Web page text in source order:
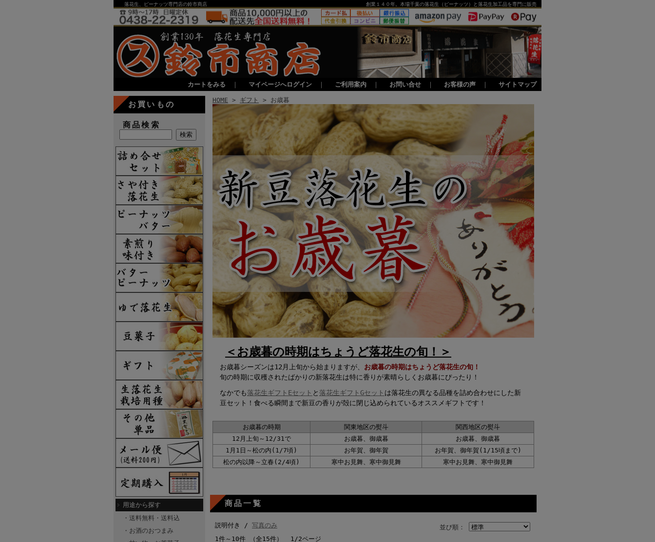
落花生、ピーナッツ専門店の鈴市商店 創業１４０年。本場千葉の落花生（ピーナッツ）と落花生加工品を専門に販売
カートをみる ｜ マイページへログイン ｜ ご利用案内 ｜ お問い合せ ｜ お客様の声 ｜ サイトマップ
お買いもの
商品検索
用途から探す
・送料無料・送料込
・お酒のおつまみ
HOME > ギフト > お歳暮
＜お歳暮の時期はちょうど落花生の旬！＞
お歳暮シーズンは12月上旬から始まりますが、 お歳暮の時期はちょうど落花生の旬 ！
旬の時期に収穫されたばかりの新落花生は特に香りが素晴らしくお歳暮にぴったり！
なかでも落花生ギフトEセット と落花生ギフトGセット は落花生の異なる品種を詰め合わせにした新
豆セット！食べる瞬間まで新豆の香りが殻に閉じ込められているオススメギフトです！
お歳暮の時期 関東地区の熨斗
関西地区の熨斗
12月上旬～ 12/31で お歳暮、御歳暮
お歳暮、御歳暮
1月1日～ 松の内 (1/7頃) お年賀、御年賀 お年賀、御年賀 (1/15頃まで)
松の内以降～立春(2/4頃)
寒中お見舞、 寒中御見舞 寒中お見舞、 寒中御見舞
商品一覧
並び順：
説明付き / 写真のみ
1件～10件 （全15件） 1/2ページ